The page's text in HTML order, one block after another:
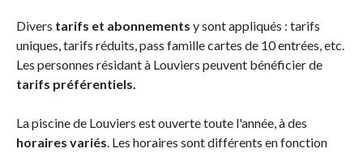
Divers tarifs et abonnements y sont appliqués : tarifs
uniques, tarifs réduits, pass famille cartes de 10 entrées, etc.
Les personnes résidant à Louviers peuvent bénéficier de
tarifs préférentiels.
La piscine de Louviers est ouverte toute l'année, à des
horaires variés. Les horaires sont différents en fonction